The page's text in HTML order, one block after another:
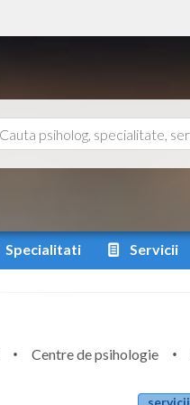
Specialitati Servicii
Centre de psihologie
servicii